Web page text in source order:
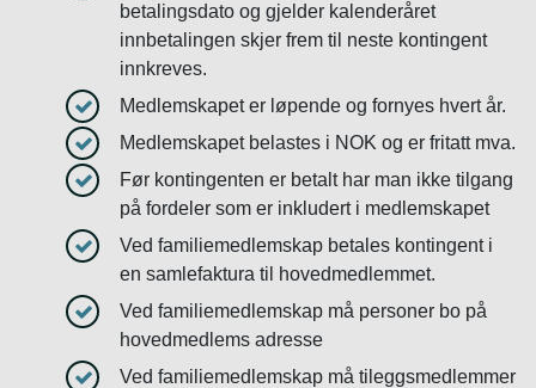
betalingsdato og gjelder kalenderåret
innbetalingen skjer frem til neste kontingent
innkreves.
Medlemskapet er løpende og fornyes hvert år.
Medlemskapet belastes i NOK og er fritatt mva.
Før kontingenten er betalt har man ikke tilgang
på fordeler som er inkludert i medlemskapet
Ved familiemedlemskap betales kontingent i
en samlefaktura til hovedmedlemmet.
Ved familiemedlemskap må personer bo på
hovedmedlems adresse
Ved familiemedlemskap må tileggsmedlemmer